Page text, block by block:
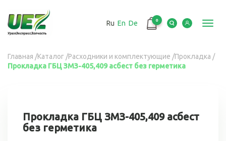
основному
содержанию
Ru En De 0
Вы
здесь
Главная /Каталог /Расходники и комплектующие /Прокладка /
Прокладка ГБЦ ЗМЗ-405,409 асбест без герметика
Прокладка ГБЦ ЗМЗ-405,409 асбест
без герметика